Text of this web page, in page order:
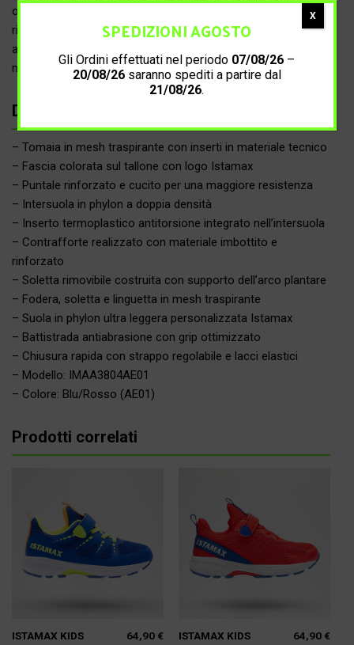
offre un’elevata ammortizzazione, mentre la sezione più
rigida nella zona centrale interna, in sinergia con l’inserto
antitorsione e con il contrafforte rinforzato, forniscono
maggiore stabilità limitando l’eccessiva pronazione.
Dettagli prodotto
– Tomaia in mesh traspirante con inserti in materiale tecnico
– Fascia colorata sul tallone con logo Istamax
– Puntale rinforzato e cucito per una maggiore resistenza
– Intersuola in phylon a doppia densità
– Inserto termoplastico antitorsione integrato nell’intersuola
– Contrafforte realizzato con materiale imbottito e
rinforzato
– Soletta rimovibile costruita con supporto dell’arco plantare
– Fodera, soletta e linguetta in mesh traspirante
– Suola in phylon ultra leggera personalizzata Istamax
– Battistrada antiabrasione con grip ottimizzato
– Chiusura rapida con strappo regolabile e lacci elastici
– Modello: IMAA3804AE01
– Colore: Blu/Rosso (AE01)
Prodotti correlati
ISTAMAX KIDS 64,90 € ISTAMAX KIDS 64,90 €
SPEDIZIONI AGOSTO
Gli Ordini effettuati nel periodo 07/08/26 –
20/08/26saranno spediti a partire dal
21/08/26.
X